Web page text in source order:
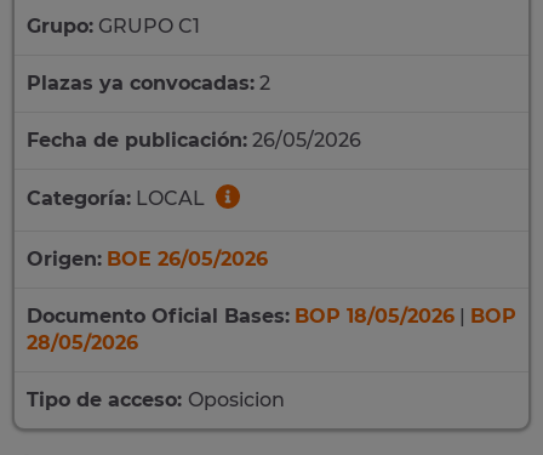
Grupo: GRUPO C1
Plazas ya convocadas: 2
Fecha de publicación: 26/05/2026
Categoría: LOCAL
Origen: BOE 26/05/2026
Documento Oficial Bases: BOP 18/05/2026 | BOP
28/05/2026
Tipo de acceso: Oposicion